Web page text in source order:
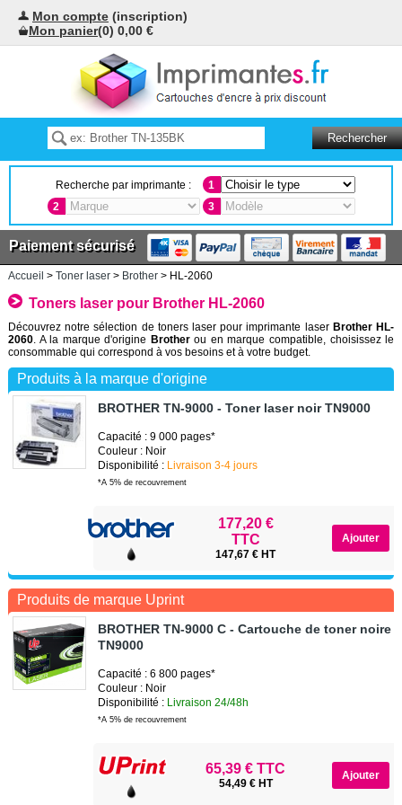
Mon compte (inscription)
Mon panier(0) 0,00 €
Recherche par imprimante :
1
2
3
Paiement sécurisé
Accueil > Toner laser> Brother> HL-2060
Toners laser pour Brother HL-2060
Découvrez notre sélection de toners laser pour imprimante laser Brother HL-
2060. A la marque d'origine Brotherou en marque compatible, choisissez le
consommable qui correspond à vos besoins et à votre budget.
Produits à la marque d'origine
BROTHER TN-9000 - Toner laser noir TN9000
Capacité : 9 000 pages*
Couleur : Noir
Disponibilité : Livraison 3-4 jours
*A 5% de recouvrement
177,20 €
TTC
147,67 € HT
Produits de marque Uprint
BROTHER TN-9000 C - Cartouche de toner noire
TN9000
Capacité : 6 800 pages*
Couleur : Noir
Disponibilité : Livraison 24/48h
*A 5% de recouvrement
65,39 € TTC
54,49 € HT